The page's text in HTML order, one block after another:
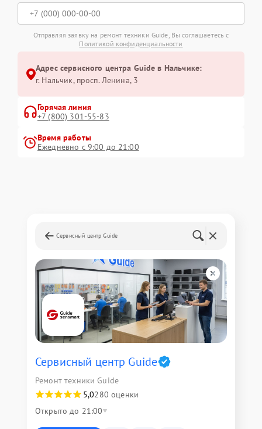
Отправляя заявку на ремонт техники Guide, Вы соглашаетесь с
Политикой конфиденциальности
Адрес сервисного центра Guide в Нальчике:
г. Нальчик, просп. Ленина, 3
Горячая линия
+7 (800) 301-55-83
Время работы
Ежедневно с 9:00 до 21:00
Сервисный центр Guide
Сервисный центр Guide
Ремонт техники Guide
5,0280 оценки
Открыто до 21:00